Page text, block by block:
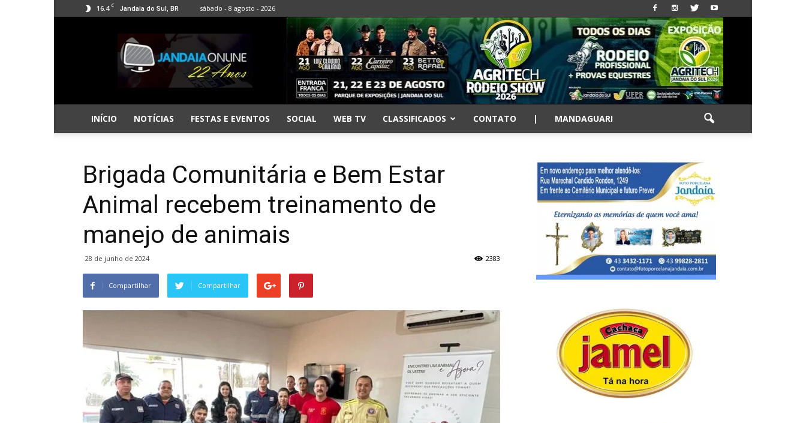
16.4 C Jandaia do Sul, BR sábado - 8 agosto - 2026
Jandaia
Online
INÍCIO NOTÍCIAS FESTAS E EVENTOS SOCIAL WEB TV CLASSIFICADOS CONTATO | MANDAGUARI
Brigada Comunitária e Bem Estar
Animal recebem treinamento de
manejo de animais
28 de junho de 2024 2383
Compartilhar Compartilhar